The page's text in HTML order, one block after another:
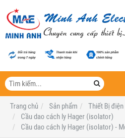
Trang chủ
Sản phẩm
Thiết Bị điện
Cầu dao cách ly Hager (isolator)
Cầu dao cách ly Hager (isolator) -